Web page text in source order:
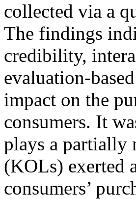
collected via a
The findings
credibility,
evaluation-
impact on the
consumers. It
plays a partially
(KOLs) exerted
consumers’